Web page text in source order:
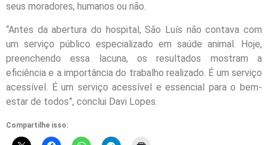
seus moradores, humanos ou não.
“Antes da abertura do hospital, São Luís não contava com
um serviço público especializado em saúde animal. Hoje,
preenchendo essa lacuna, os resultados mostram a
eficiência e a importância do trabalho realizado. É um serviço
acessível. É um serviço acessível e essencial para o bem-
estar de todos”, conclui Davi Lopes.
Compartilhe isso: